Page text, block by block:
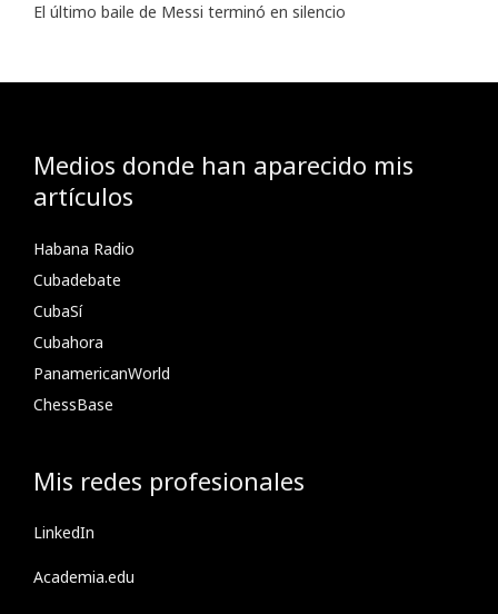
El último baile de Messi terminó en silencio
Medios donde han aparecido mis
artículos
Habana Radio
Cubadebate
CubaSí
Cubahora
PanamericanWorld
ChessBase
Mis redes profesionales
LinkedIn
Academia.edu